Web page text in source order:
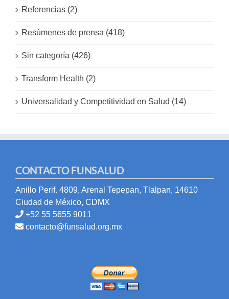
Referencias (2)
Resúmenes de prensa (418)
Sin categoría (426)
Transform Health (2)
Universalidad y Competitividad en Salud (14)
CONTACTO FUNSALUD
Anillo Perif. 4809, Arenal Tepepan, Tlalpan, 14610
Ciudad de México, CDMX
+52 55 5655 9011
contacto@funsalud.org.mx